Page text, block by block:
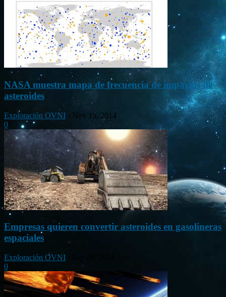
NASA muestra mapa de frecuencia de impactos de
asteroides
Exploración OVNI - Nov 15, 2014
0
Empresas quieren convertir asteroides en gasolineras
espaciales
Exploración OVNI
0